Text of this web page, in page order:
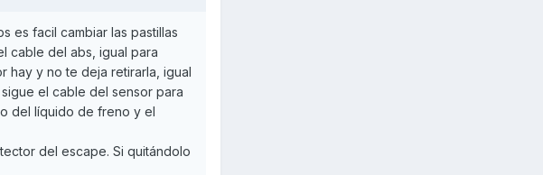
es facil cambiar las pastillas
cable del abs, igual para
hay y no te deja retirarla, igual
el cable del sensor para
del líquido de freno y el
del escape. Si quitándolo